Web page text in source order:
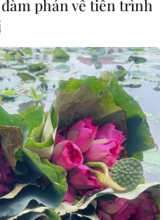
phán về tiến trình